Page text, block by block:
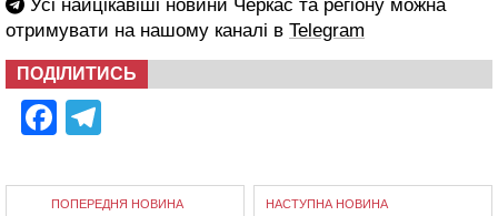
Усі найцікавіші новини Черкас та регіону можна
отримувати на нашому каналі в Telegram
ПОДІЛИТИСЬ
Facebook
ПОПЕРЕДНЯ НОВИНА НАСТУПНА НОВИНА